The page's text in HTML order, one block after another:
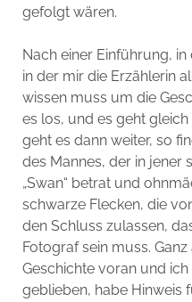
gefolgt wären.
Nach einer Einführung,
in der mir die Erzählerin
wissen muss um die
es los, und es geht
geht es dann weiter, so
des Mannes, der in jener
„Swan“ betrat und
schwarze Flecken, die
den Schluss zulassen,
Fotograf sein muss.
Geschichte voran und
geblieben, habe Hinweis